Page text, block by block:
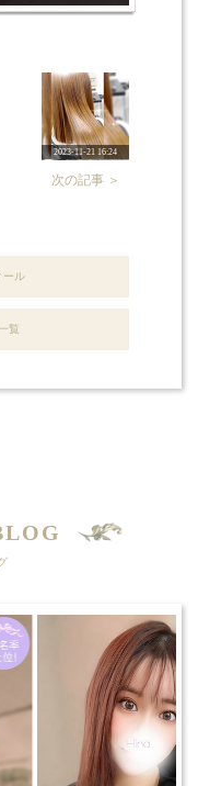
2023-11-21 16:24
次の記事 ＞
ール
覧